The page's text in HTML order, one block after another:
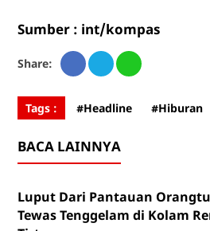
Sumber : int/kompas
Share:
Tags : #Headline #Hiburan
BACA LAINNYA
Luput Dari Pantauan
Tewas Tenggelam di Kolam